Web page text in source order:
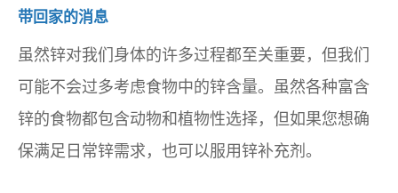
带回家的消息
虽然锌对我们身体的许多过程都至关重要，但我们
可能不会过多考虑食物中的锌含量。虽然各种富含
锌的食物都包含动物和植物性选择，但如果您想确
保满足日常锌需求，也可以服用锌补充剂。